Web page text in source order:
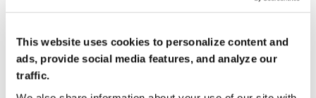
This website uses cookies to personalize content and
ads, provide social media features, and analyze our
traffic.
LeverX a mis en place une fonctionnalité permettant
des coûts, ce qui permet de les redistribuer ou de
les corriger si nécessaire.